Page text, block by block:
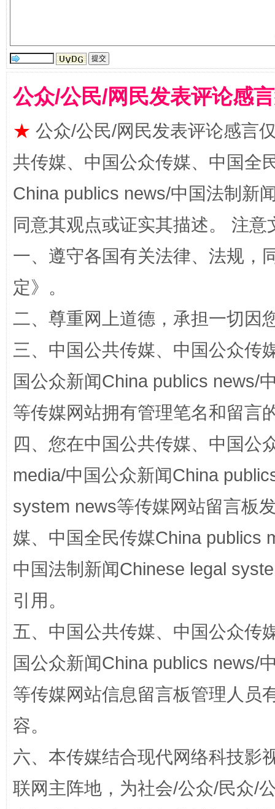
扯下公款旅游的“隐身衣” 如何以
“蜀中异人”王建安的艺术幻境
东山县通报“牛蛙产品抗生素超标问题”
公众/公民/网民发表评论感
★ 公众/公民/网民发表评论感言
共传媒、中国公众传媒、中国全
China publics news/中国法制新
同意其观点或证实其描述。 注
一、遵守各国有关法律、法规，
定》。
二、尊重网上道德，承担一切因
三、中国公共传媒、中国公众传
国公众新闻China publics news/
等传媒网站拥有管理笔名和留言
四、您在中国公共传媒、中国公
media/中国公众新闻China
system news等传媒网站留言板
媒、中国全民传媒China publics
中国法制新闻Chinese legal
引用。
五、中国公共传媒、中国公众传
国公众新闻China publics news/
等传媒网站信息留言板管理人员
容。
六、本传媒结合现代网络科技影
联网主阵地，为社会/公众/民众/